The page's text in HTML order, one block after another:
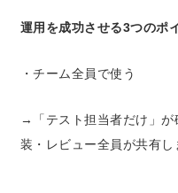
運用を成功させる3つのポ
・チーム全員で使う
→「テスト担当者だけ」が
装・レビュー全員が共有し